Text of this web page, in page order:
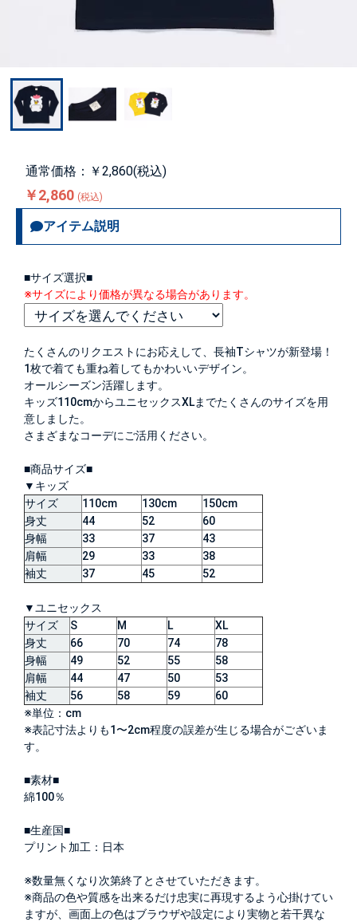
通常価格：￥2,860(税込)
￥2,860 (税込)
アイテム説明
■サイズ選択■
※サイズにより価格が異なる場合があります。
たくさんのリクエストにお応えして、長袖Tシャツが新登場！
1枚で着ても重ね着してもかわいいデザイン。
オールシーズン活躍します。
キッズ110cmからユニセックスXLまでたくさんのサイズを用
意しました。
さまざまなコーデにご活用ください。
■商品サイズ■
▼キッズ
サイズ
110cm 130cm
150cm
身丈
44 52
60
身幅
33 37
43
肩幅
29 33
38
袖丈
37 45 52
▼ユニセックス
サイズ
S M L
XL
身丈
66 70 74
78
身幅
49 52 55
58
肩幅
44 47 50
53
袖丈
56 58 59
60
※単位：cm
※表記寸法よりも1〜2cm程度の誤差が生じる場合がございま
す。
■素材■
綿100％
■生産国■
プリント加工：日本
※数量無くなり次第終了とさせていただきます。
※商品の色や質感を出来るだけ忠実に再現するよう心掛けてい
ますが、画面上の色はブラウザや設定により実物と若干異な